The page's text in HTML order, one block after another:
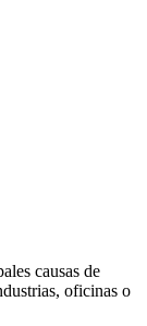
causas de
oficinas o